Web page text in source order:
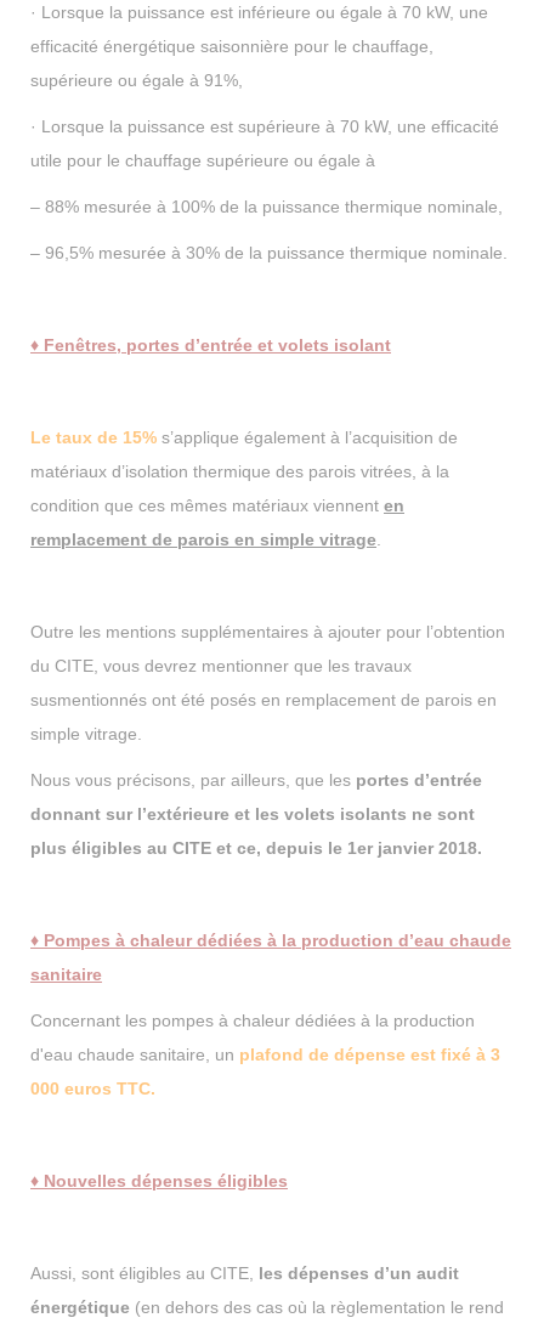
· Lorsque la puissance est inférieure ou égale à 70 kW, une
efficacité énergétique saisonnière pour le chauffage,
supérieure ou égale à 91%,
· Lorsque la puissance est supérieure à 70 kW, une efficacité
utile pour le chauffage supérieure ou égale à
– 88% mesurée à 100% de la puissance thermique nominale,
– 96,5% mesurée à 30% de la puissance thermique nominale.
♦ Fenêtres, portes d’entrée et volets isolant
Le taux de 15% s’applique également à l’acquisition de
matériaux d’isolation thermique des parois vitrées, à la
condition que ces mêmes matériaux viennent en
remplacement de parois en simple vitrage
Outre les mentions supplémentaires à ajouter pour l’obtention
du CITE, vous devrez mentionner que les travaux
susmentionnés ont été posés en remplacement de parois en
simple vitrage.
Nous vous précisons, par ailleurs, que les portes d’entrée
donnant sur l’extérieure et les volets isolants ne sont
plus éligibles au CITE et ce, depuis le 1er janvier 2018.
♦ Pompes à chaleur dédiées à la production d’eau chaude
sanitaire
Concernant les pompes à chaleur dédiées à la production
d'eau chaude sanitaire, un plafond de dépense est fixé à 3
000 euros TTC.
♦ Nouvelles dépenses éligibles
Aussi, sont éligibles au CITE, les dépenses d’un audit
énergétique (en dehors des cas où la règlementation le rend